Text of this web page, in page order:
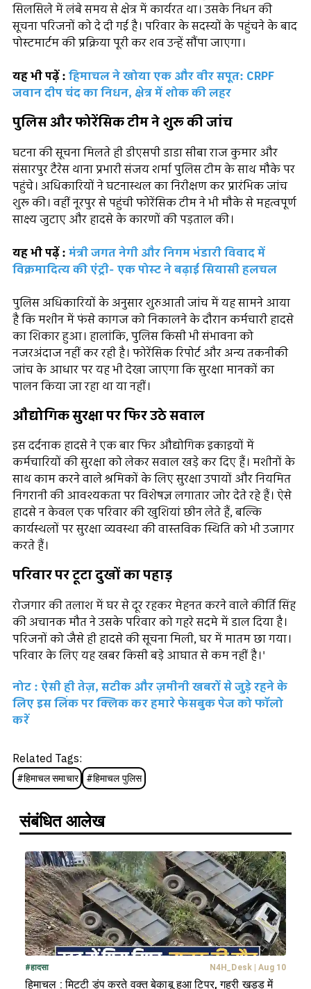
सिलसिले में लंबे समय से क्षेत्र में कार्यरत था। उसके निधन की
सूचना परिजनों को दे दी गई है। परिवार के सदस्यों के पहुंचने के बाद
पोस्टमार्टम की प्रक्रिया पूरी कर शव उन्हें सौंपा जाएगा।
यह भी पढ़ें : हिमाचल ने खोया एक और वीर सपूत: CRPF
जवान दीप चंद का निधन, क्षेत्र में शोक की लहर
पुलिस और फोरेंसिक टीम ने शुरू की जांच
घटना की सूचना मिलते ही डीएसपी डाडा सीबा राज कुमार और
संसारपुर टैरेस थाना प्रभारी संजय शर्मा पुलिस टीम के साथ मौके पर
पहुंचे। अधिकारियों ने घटनास्थल का निरीक्षण कर प्रारंभिक जांच
शुरू की। वहीं नूरपुर से पहुंची फोरेंसिक टीम ने भी मौके से महत्वपूर्ण
साक्ष्य जुटाए और हादसे के कारणों की पड़ताल की।
यह भी पढ़ें : मंत्री जगत नेगी और निगम भंडारी विवाद में
विक्रमादित्य की एंट्री- एक पोस्ट ने बढ़ाई सियासी हलचल
पुलिस अधिकारियों के अनुसार शुरुआती जांच में यह सामने आया
है कि मशीन में फंसे कागज को निकालने के दौरान कर्मचारी हादसे
का शिकार हुआ। हालांकि, पुलिस किसी भी संभावना को
नजरअंदाज नहीं कर रही है। फोरेंसिक रिपोर्ट और अन्य तकनीकी
जांच के आधार पर यह भी देखा जाएगा कि सुरक्षा मानकों का
पालन किया जा रहा था या नहीं।
औद्योगिक सुरक्षा पर फिर उठे सवाल
इस दर्दनाक हादसे ने एक बार फिर औद्योगिक इकाइयों में
कर्मचारियों की सुरक्षा को लेकर सवाल खड़े कर दिए हैं। मशीनों के
साथ काम करने वाले श्रमिकों के लिए सुरक्षा उपायों और नियमित
निगरानी की आवश्यकता पर विशेषज्ञ लगातार जोर देते रहे हैं। ऐसे
हादसे न केवल एक परिवार की खुशियां छीन लेते हैं, बल्कि
कार्यस्थलों पर सुरक्षा व्यवस्था की वास्तविक स्थिति को भी उजागर
करते हैं।
परिवार पर टूटा दुखों का पहाड़
रोजगार की तलाश में घर से दूर रहकर मेहनत करने वाले कीर्ति सिंह
की अचानक मौत ने उसके परिवार को गहरे सदमे में डाल दिया है।
परिजनों को जैसे ही हादसे की सूचना मिली, घर में मातम छा गया।
परिवार के लिए यह खबर किसी बड़े आघात से कम नहीं है।'
नोट : ऐसी ही तेज़, सटीक और ज़मीनी खबरों से जुड़े रहने के
लिए इस लिंक पर क्लिक कर हमारे फेसबुक पेज को फॉलो
करें
Related Tags:
#हिमाचल समाचार #हिमाचल पुलिस
संबंधित आलेख
#हादसा N4H_Desk| Aug 10
हिमाचल : मिट्टी डंप करते वक्त बेकाबू हुआ टिपर, गहरी खड्ड में